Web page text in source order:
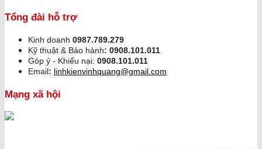
Tổng đài hỗ trợ
Kinh doanh 0987.789.279
Kỹ thuật & Bảo hành: 0908.101.011
Góp ý - Khiếu nại: 0908.101.011
Email: linhkienvinhquang@gmail.com
Mạng xã hội